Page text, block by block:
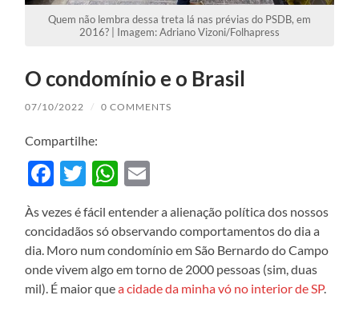
Quem não lembra dessa treta lá nas prévias do PSDB, em
2016? | Imagem: Adriano Vizoni/Folhapress
O condomínio e o Brasil
07/10/2022 / 0 COMMENTS
Compartilhe:
Facebook
TwitterWhatsApp
Às vezes é fácil entender a alienação política dos nossos
concidadãos só observando comportamentos do dia a
dia. Moro num condomínio em São Bernardo do Campo
onde vivem algo em torno de 2000 pessoas (sim, duas
mil). É maior quea cidade da minha vó no interior de SP.